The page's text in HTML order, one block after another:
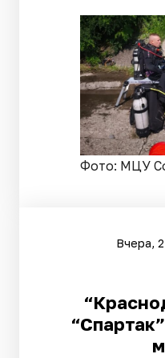
Фото: МЦУ
Вчера,